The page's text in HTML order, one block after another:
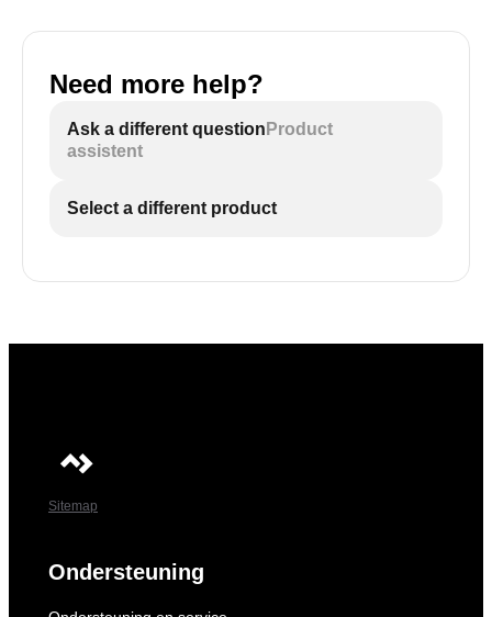
Need more help?
Ask a different question Product
assistent
Select a different product
Sitemap
Ondersteuning